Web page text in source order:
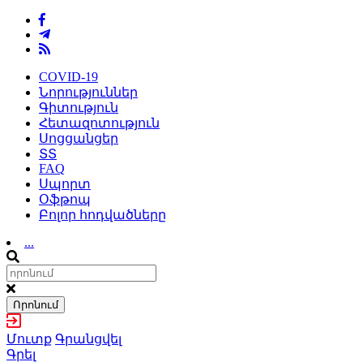
COVID-19
Նորություններ
Գիտություն
Հետազոտություն
Սոցցանցեր
ՏՏ
FAQ
Սպորտ
Օֆթոպ
Բոլոր հոդվածները
...
Որոնում
Մուտք Գրանցվել
Գրել